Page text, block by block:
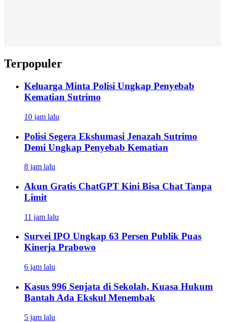
Terpopuler
Keluarga Minta Polisi Ungkap Penyebab
Kematian Sutrimo
10 jam lalu
Polisi Segera Ekshumasi Jenazah Sutrimo
Demi Ungkap Penyebab Kematian
8 jam lalu
Akun Gratis ChatGPT Kini Bisa Chat Tanpa
Limit
11 jam lalu
Survei IPO Ungkap 63 Persen Publik Puas
Kinerja Prabowo
6 jam lalu
Kasus 996 Senjata di Sekolah, Kuasa Hukum
Bantah Ada Ekskul Menembak
5 jam lalu